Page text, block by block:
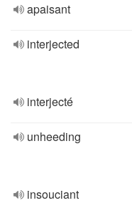
apaisant
interjected
interjecté
unheeding
insouciant